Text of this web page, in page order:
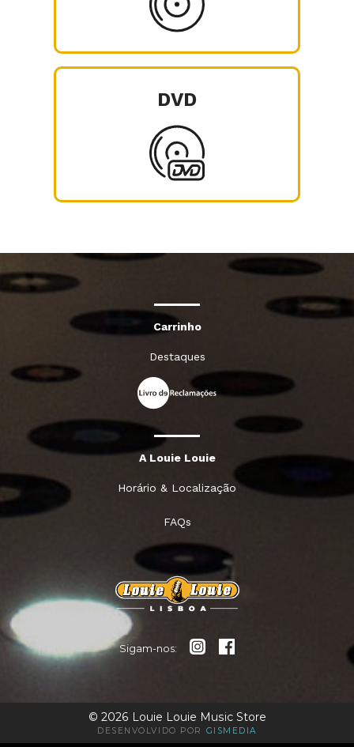
DVD
Carrinho
Destaques
A Louie Louie
Horário & Localização
FAQs
Sigam-nos:
© 2026 Louie Louie Music Store
DESENVOLVIDO POR GISMEDIA